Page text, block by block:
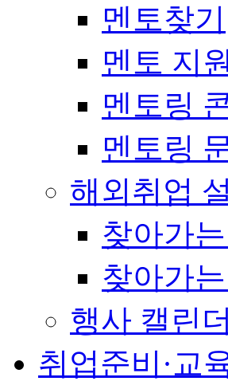
멘토찾기
멘토 지원
멘토링
멘토링
해외취업
찾아가
찾아가
행사 캘린더
취업준비·교